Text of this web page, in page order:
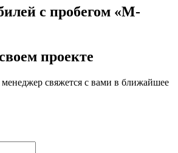
с пробегом «М-
проекте
менеджер свяжется с вами в ближайшее